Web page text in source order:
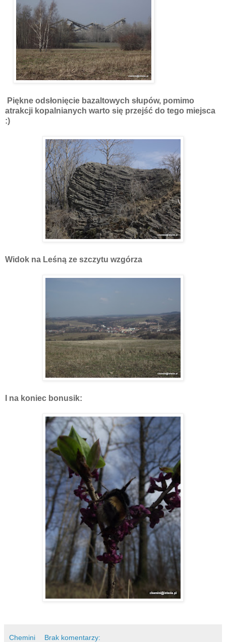
Piękne odsłonięcie bazaltowych słupów, pomimo
atrakcji kopalnianych warto się przejść do tego miejsca
:)
Widok na Leśną ze szczytu wzgórza
I na koniec bonusik:
Chemini Brak komentarzy: